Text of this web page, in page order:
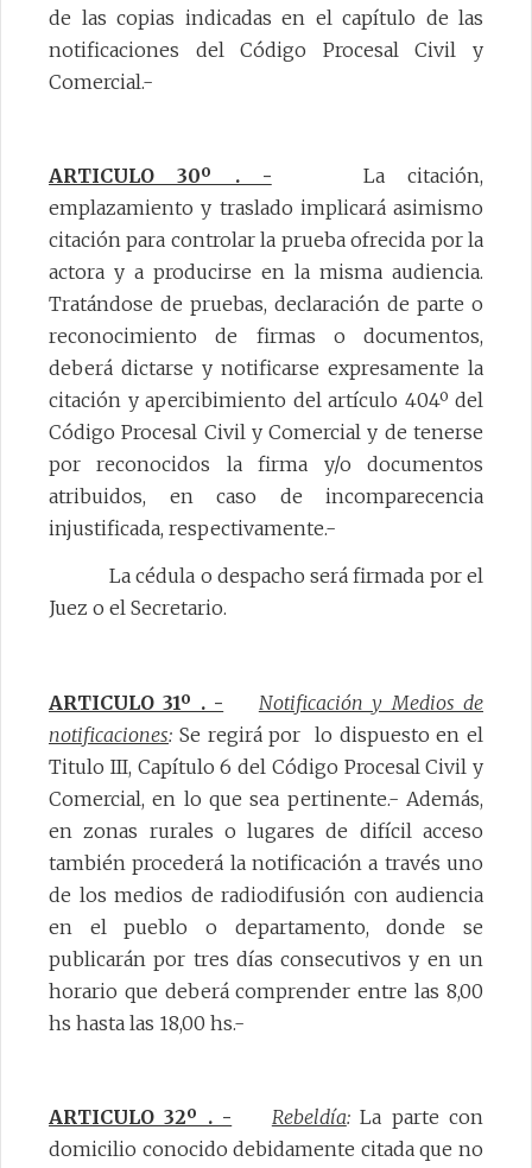
de las copias indicadas en el capítulo de las
notificaciones del Código Procesal Civil y
Comercial.-
ARTICULO 30º . - La citación,
emplazamiento y traslado implicará asimismo
citación para controlar la prueba ofrecida por la
actora y a producirse en la misma audiencia.
Tratándose de pruebas, declaración de parte o
reconocimiento de firmas o documentos,
deberá dictarse y notificarse expresamente la
citación y apercibimiento del artículo 404º del
Código Procesal Civil y Comercial y de tenerse
por reconocidos la firma y/o documentos
atribuidos, en caso de incomparecencia
injustificada, respectivamente.-
La cédula o despacho será firmada por el
Juez o el Secretario.
ARTICULO 31º . -
Notificación y Medios de
notificaciones: Se regirá por lo dispuesto en el
Titulo III, Capítulo 6 del Código Procesal Civil y
Comercial, en lo que sea pertinente.- Además,
en zonas rurales o lugares de difícil acceso
también procederá la notificación a través uno
de los medios de radiodifusión con audiencia
en el pueblo o departamento, donde se
publicarán por tres días consecutivos y en un
horario que deberá comprender entre las 8,00
hs hasta las 18,00 hs.-
ARTICULO 32º . - Rebeldía:La parte con
domicilio conocido debidamente citada que no